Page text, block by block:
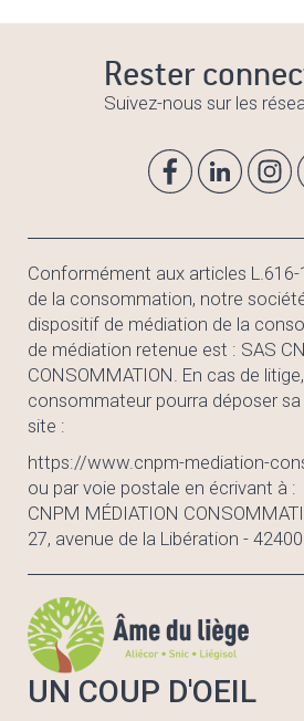
Rester
Suivez-nous sur les
Conformément aux articles
de la consommation, notre
dispositif de médiation de la
de médiation retenue est : SAS
CONSOMMATION. En cas de
consommateur pourra déposer
site :
https://www.cnpm-mediation-
ou par voie postale en écrivant à :
CNPM MÉDIATION
27, avenue de la Libération -
UN COUP D'OEIL